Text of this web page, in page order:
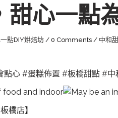
甜心一點
點DIY烘焙坊 0 Comments 中和
點心 #蛋糕佈置 #板橋甜點 #中
橋店】